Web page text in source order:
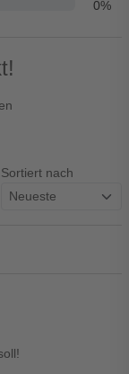
0%
Sortiert nach